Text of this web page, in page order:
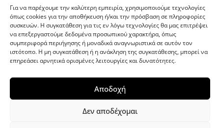
Για να παρέχουμε την καλύτερη εμπειρία, χρησιμοποιούμε τεχνολογίες
όπως cookies για την αποθήκευση ή/και την πρόσβαση σε πληροφορίες
συσκευών. Η συγκατάθεση για τις εν λόγω τεχνολογίες θα μας επιτρέψει
να επεξεργαστούμε δεδομένα προσωπικού χαρακτήρα, όπως
συμπεριφορά περιήγησης ή μοναδικά αναγνωριστικά σε αυτόν τον
ιστότοπο. Η μη συγκατάθεση ή η ανάκληση της συγκατάθεσης, μπορεί να
επηρεάσει αρνητικά ορισμένες λειτουργίες και δυνατότητες.
Αποδοχή
Δεν αποδέχομαι
G-point.gr